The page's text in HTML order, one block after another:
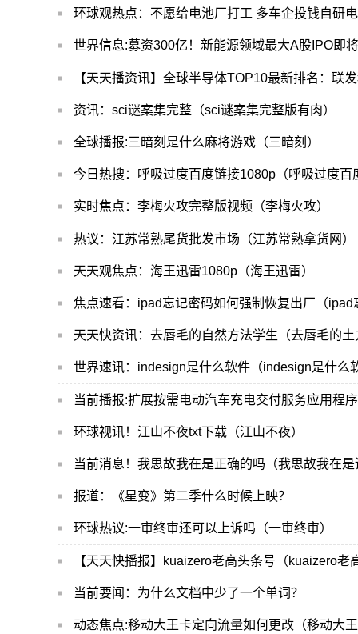
环球观热点：不愿给电池厂打工 多车企投钱自研
世界信息:募资300亿！新能源领域最大A股IPO即
【天天播资讯】全球半导体TOP10最新排名：联
资讯：sci谜案集完整（sci谜案集完整版有肉）
全球播报:三暗刻是什么麻将游戏（三暗刻）
今日热搜：呼吸过度百度链接1080p（呼吸过度百
实时焦点：李梅火攻完整版视频（李梅火攻）
热议：江苏常熟尾货批发市场（江苏常熟拿货网）
天天观焦点：海王迅雷1080p（海王迅雷）
焦点速看：ipad忘记密码如何强制恢复出厂（ipad
天天快资讯：去唇毛的自然方法学生（去唇毛的土
世界速讯：indesign是什么软件（indesign是什么
当前播报:扩展按需电动汽车充电交付服务应用程序
环球视讯！江山不夜txt下载（江山不夜）
当前消息！我思故我在是正确的吗（我思故我在
报道：《星变》第二季什么时候上映？
环球热议:一审终审还可以上诉吗（一审终审）
【天天快播报】kuaizero老高头条号（kuaizero老
当前要闻：为什么文档中少了一个单词？
动态焦点:移动大王卡定向流量如何更改（移动大